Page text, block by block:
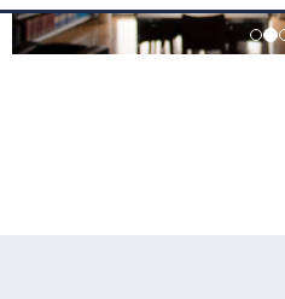
preferenza dell'utente. Ulteriori
sono disponibili consultando il